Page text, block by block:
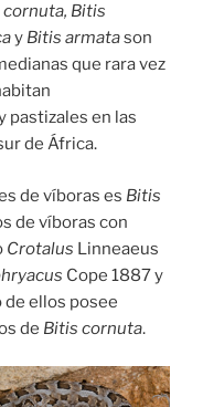
Bitis
y Bitis armatason
que rara vez
pastizales en las
de África.
de víboras es Bitis
de víboras con
Crotalus Linneaeus
Cope 1887 y
ellos posee
de Bitis cornuta.